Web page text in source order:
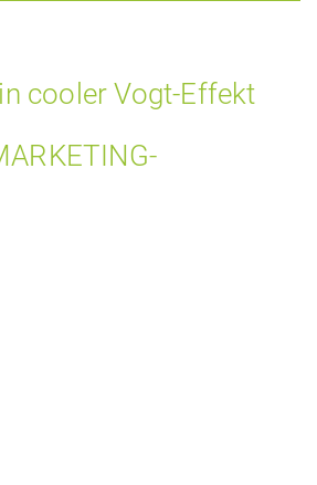
cooler Vogt-Effekt